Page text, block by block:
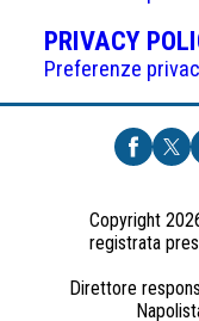
PRIVACY
Preferenze
Copyright
registrata
Direttore